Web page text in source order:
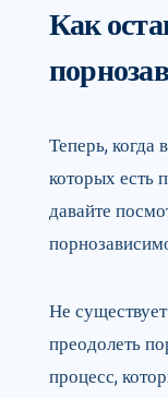
Как
Теперь, когда
которых есть
давайте
Не
преодолеть
процесс,